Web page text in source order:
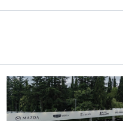
გადახედვა